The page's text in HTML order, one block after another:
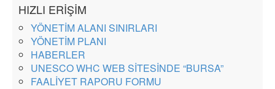
HIZLI ERİŞİM
YÖNETİM ALANI SINIRLARI
YÖNETİM PLANI
HABERLER
UNESCO WHC WEB SİTESİNDE “BURSA”
FAALİYET RAPORU FORMU